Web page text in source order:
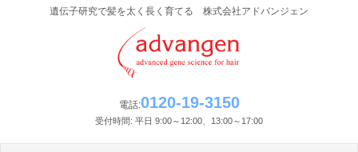
遺伝子研究で髪を太く長く育てる 株式会社アドバンジェン
電話:0120-19-3150
受付時間: 平日 9:00～12:00、13:00～17:00